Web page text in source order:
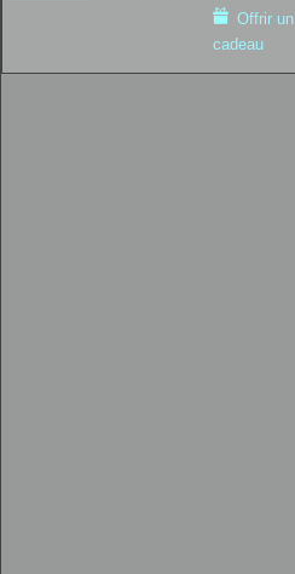
Offrir un
cadeau